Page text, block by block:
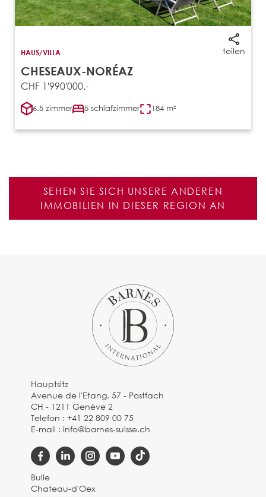
teilen
HAUS/VILLA
CHESEAUX-NORÉAZ
CHF 1'990'000.-
6.5 zimmer 5 schlafzimmer 184 m²
SEHEN SIE SICH UNSERE ANDEREN
IMMOBILIEN IN DIESER REGION AN
Hauptsitz
Avenue de l'Etang, 57 - Postfach
CH - 1211 Genève 2
Telefon :+41 22 809 00 75
E-mail :info@barnes-suisse.ch
Bulle
Chateau-d'Oex